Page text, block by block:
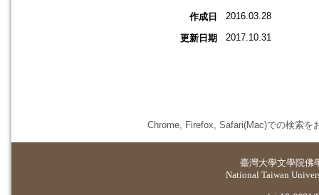
作成日 2016.03.28
更新日期 2017.10.31
Chrome, Firefox, Safari(Mac)での検索を
臺灣大學文學院佛
National Taiwan